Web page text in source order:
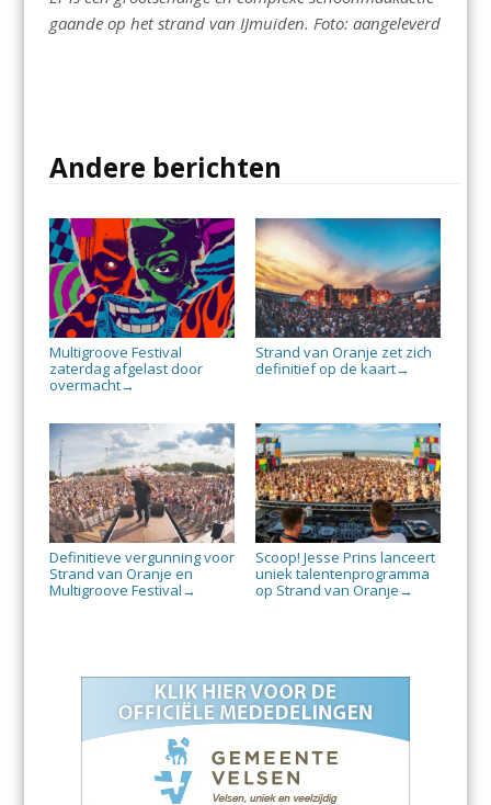
gaande op het strand van IJmuiden. Foto: aangeleverd
Andere berichten
Multigroove Festival
zaterdag afgelast door
overmacht→
Strand van Oranje zet zich
definitief op de kaart→
Definitieve vergunning voor
Strand van Oranje en
Multigroove Festival →
Scoop! Jesse Prins lanceert
uniek talentenprogramma
op Strand van Oranje →